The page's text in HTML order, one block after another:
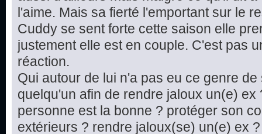
l'aime. Mais sa fierté l'emportant sur le
Cuddy se sent forte cette saison elle
justement elle est en couple. C'est pas
réaction.
Qui autour de lui n'a pas eu ce genre
quelqu'un afin de rendre jaloux un(e)
personne est la bonne ? protéger son
extérieurs ? rendre jaloux(se) un(e) ex